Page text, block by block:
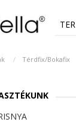
Térdfix/Bokafix